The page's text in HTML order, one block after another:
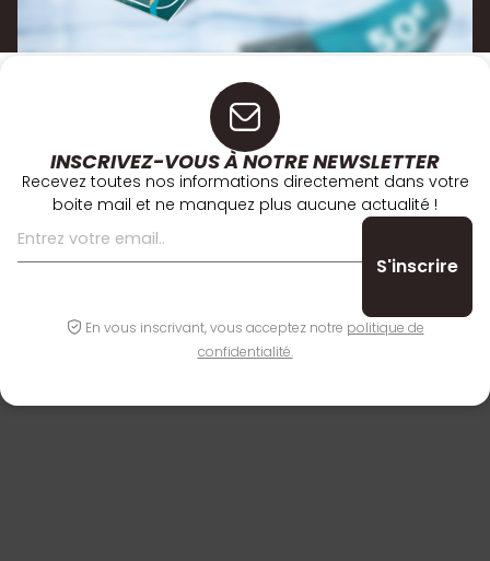
INSCRIVEZ-VOUS À NOTRE NEWSLETTER
Recevez toutes nos informations directement dans votre
boite mail et ne manquez plus aucune actualité !
En vous inscrivant, vous acceptez notre politique de
confidentialité.